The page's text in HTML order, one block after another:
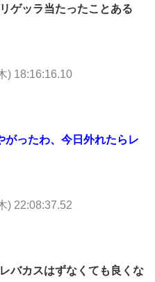
ゲッラ当たったことある
) 18:16:16.10
がったわ、今日外れたらレ
) 22:08:37.52
バカスはずなくても良くな